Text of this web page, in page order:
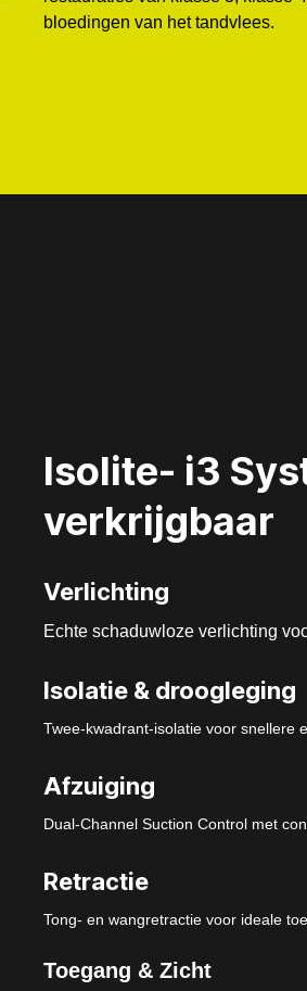
bloedingen van het tandvlees.
Isolite- i3
verkrijgbaar
Verlichting
Echte schaduwloze verlichting
Isolatie & droogleging
Twee-kwadrant-isolatie voor snellere
Afzuiging
Dual-Channel Suction Control met
Retractie
Tong- en wangretractie voor ideale
Toegang & Zicht